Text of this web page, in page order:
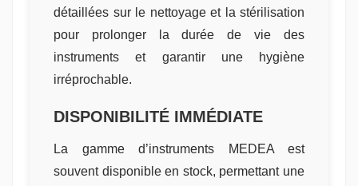
détaillées sur le nettoyage et la stérilisation
pour prolonger la durée de vie des
instruments et garantir une hygiène
irréprochable.
DISPONIBILITÉ IMMÉDIATE
La gamme d’instruments MEDEA est
souvent disponible en stock, permettant une